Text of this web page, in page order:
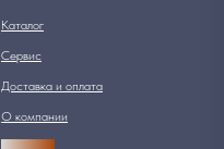
Каталог
Сервис
Доставка и оплата
О компании